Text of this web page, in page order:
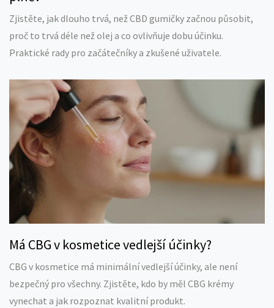
Zjistěte, jak dlouho trvá, než CBD gumičky začnou působit,
proč to trvá déle než olej a co ovlivňuje dobu účinku.
Praktické rady pro začátečníky a zkušené uživatele.
Má CBG v kosmetice vedlejší účinky?
CBG v kosmetice má minimální vedlejší účinky, ale není
bezpečný pro všechny. Zjistěte, kdo by měl CBG krémy
vynechat a jak rozpoznat kvalitní produkt.